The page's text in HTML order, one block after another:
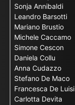
Sonja Annibaldi
Leandro Barsotti
Mariano Brustio
Michele Caccamo
Simone Cescon
Daniela Collu
Anna Cudazzo
Stefano De Maco
Francesca De Luisi
Carlotta Devita